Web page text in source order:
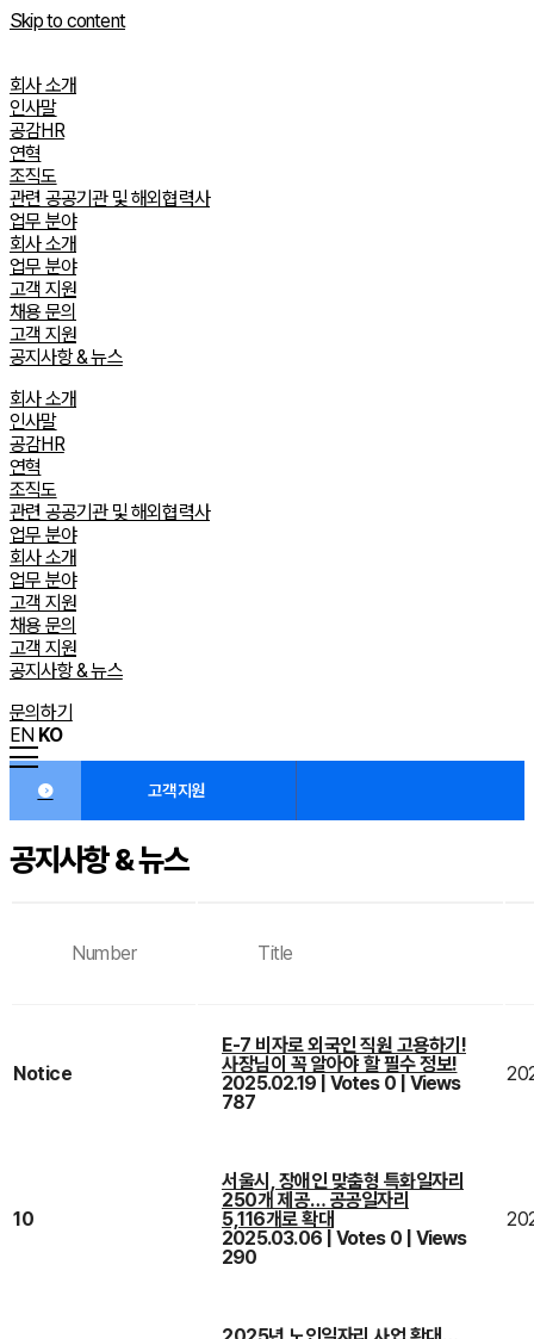
Skip to content
회사 소개
인사말
공감HR
연혁
조직도
관련 공공기관 및 해외협력사
업무 분야
회사 소개
업무 분야
고객 지원
채용 문의
고객 지원
공지사항 & 뉴스
회사 소개
인사말
공감HR
연혁
조직도
관련 공공기관 및 해외협력사
업무 분야
회사 소개
업무 분야
고객 지원
채용 문의
고객 지원
공지사항 & 뉴스
문의하기
EN KO
고객 지원
공지사항 & 뉴스
Number Title
Notice
E-7 비자로 외국인 직원 고용하기!
사장님이 꼭 알아야 할 필수 정보!
2025.02.19
Votes 0
Views
787
10
서울시, 장애인 맞춤형 특화일자리
250개 제공… 공공일자리
5,116개로 확대
2025.03.06
Votes 0
Views
290